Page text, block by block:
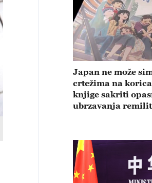
Japan ne može
crtežima na
knjige sakriti
ubrzavanja